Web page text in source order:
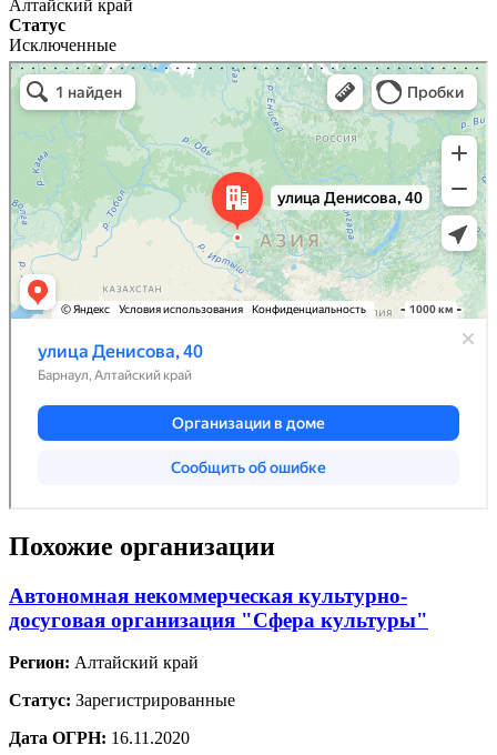
Алтайский край
Статус
Исключенные
Похожие организации
Автономная некоммерческая культурно-
досуговая организация "Сфера культуры"
Регион: Алтайский край
Статус: Зарегистрированные
Дата ОГРН: 16.11.2020